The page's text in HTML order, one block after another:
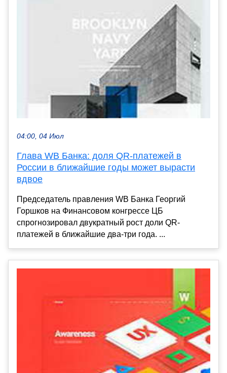
04:00, 04 Июл
Глава WB Банка: доля QR-платежей в
России в ближайшие годы может вырасти
вдвое
Председатель правления WB Банка Георгий
Горшков на Финансовом конгрессе ЦБ
спрогнозировал двукратный рост доли QR-
платежей в ближайшие два-три года. ...